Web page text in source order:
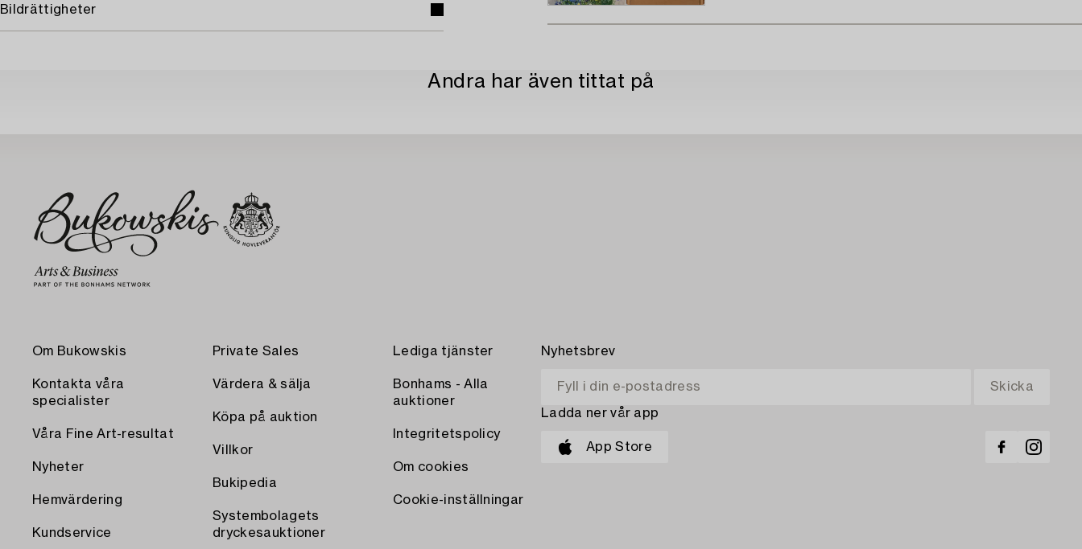
Bildrättigheter
Andra har även tittat på
Om Bukowskis
Kontakta våra
specialister
Våra Fine Art-resultat
Nyheter
Hemvärdering
Kundservice
Private Sales
Värdera & sälja
Köpa på auktion
Villkor
Bukipedia
Systembolagets
dryckesauktioner
Lediga tjänster
Bonhams - Alla
auktioner
Integritetspolicy
Om cookies
Cookie-inställningar
Nyhetsbrev
Ladda ner vår app
App Store